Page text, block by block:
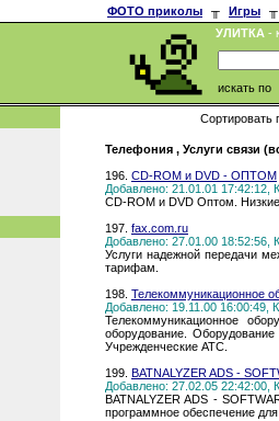
ФОТО приколы ╥ Игры
╥
УЛИТКА -
искать по
Сортировать
Телефония , Услуги связи
196. CD-ROM и DVD - ОПТОМ
Добавлено: 21.01.01 17:42:12,
CD-ROM и DVD Оптом.
197. fax.com.ru
Добавлено: 27.01.00 18:52:56,
Услуги надежной передачи
тарифам.
198. Телекоммуникационное
Добавлено: 19.11.00 16:00:49,
Телекоммуникационное
оборудование.
Учрежденческие АТС.
199. BATNALYZER ADS -
Добавлено: 27.02.05 22:42:00,
BATNALYZER ADS -
программное обеспечение